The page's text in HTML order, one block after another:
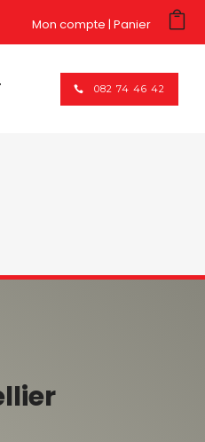
Mon compte Panier
082 74 46 42